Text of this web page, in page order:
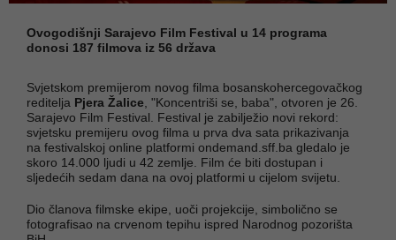
Ovogodišnji Sarajevo Film Festival u 14 programa
donosi 187 filmova iz 56 država
Svjetskom premijerom novog filma bosanskohercegovačkog
reditelja Pjera Žalice , "Koncentriši se, baba", otvoren je 26.
Sarajevo Film Festival. Festival je zabilježio novi rekord:
svjetsku premijeru ovog filma u prva dva sata prikazivanja
na festivalskoj online platformi ondemand.sff.ba gledalo je
skoro 14.000 ljudi u 42 zemlje. Film će biti dostupan i
sljedećih sedam dana na ovoj platformi u cijelom svijetu.
Dio članova filmske ekipe, uoči projekcije, simbolično se
fotografisao na crvenom tepihu ispred Narodnog pozorišta